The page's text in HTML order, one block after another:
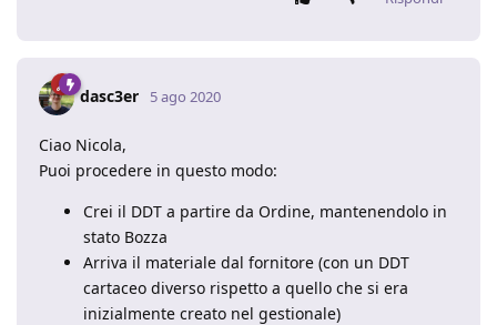
dasc3er 5 ago 2020
Ciao Nicola,
Puoi procedere in questo modo:
Crei il DDT a partire da Ordine, mantenendolo in
stato Bozza
Arriva il materiale dal fornitore (con un DDT
cartaceo diverso rispetto a quello che si era
inizialmente creato nel gestionale)